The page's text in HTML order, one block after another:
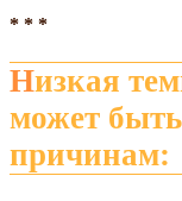
* * *
Низкая температура газов в трубе
может
причинам: